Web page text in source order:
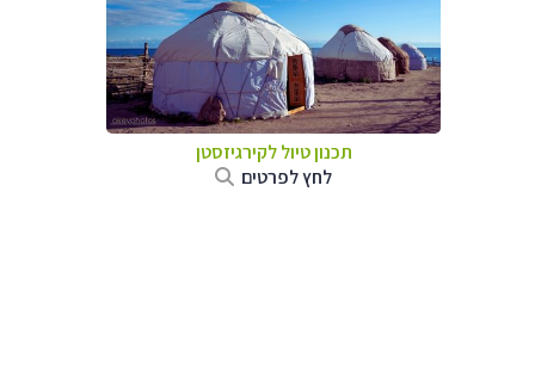
תכנון טיוללקירגיזסטן
לחץ לפרטים